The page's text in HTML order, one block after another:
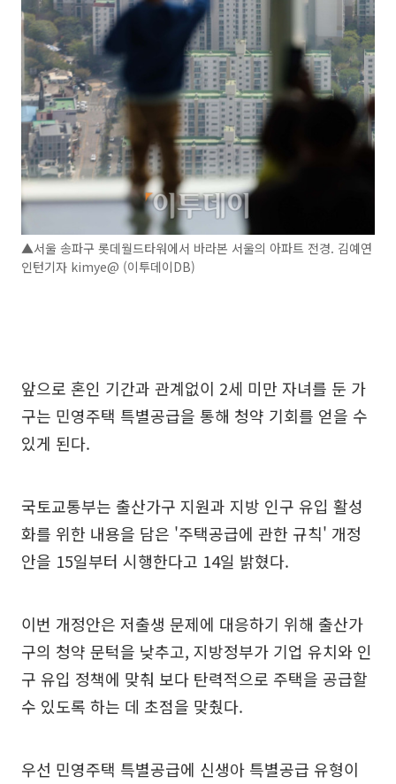
▲서울 송파구 롯데월드타워에서 바라본 서울의 아파트 전경. 김예연
인턴기자 kimye@ (이투데이DB)
앞으로 혼인 기간과 관계없이 2세 미만 자녀를 둔 가
구는 민영주택 특별공급을 통해 청약 기회를 얻을 수
있게 된다.
국토교통부는 출산가구 지원과 지방 인구 유입 활성
화를 위한 내용을 담은 '주택공급에 관한 규칙' 개정
안을 15일부터 시행한다고 14일 밝혔다.
이번 개정안은 저출생 문제에 대응하기 위해 출산가
구의 청약 문턱을 낮추고, 지방정부가 기업 유치와 인
구 유입 정책에 맞춰 보다 탄력적으로 주택을 공급할
수 있도록 하는 데 초점을 맞췄다.
우선 민영주택 특별공급에 신생아 특별공급 유형이